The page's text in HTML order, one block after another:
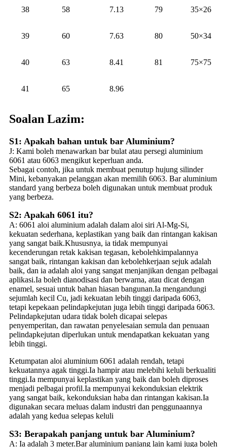
38 58 7.13 79 35×26
39 60 7.63 80 50×34
40 63 8.41 81 75×75
41 65 8.96
Soalan Lazim:
S1: Apakah bahan untuk bar Aluminium?
J: Kami boleh menawarkan bar bulat atau persegi aluminium
6061 atau 6063 mengikut keperluan anda.
Sebagai contoh, jika untuk membuat penutup hujung silinder
Mini, kebanyakan pelanggan akan memilih 6063. Bar aluminium
standard yang berbeza boleh digunakan untuk membuat produk
yang berbeza.
S2: Apakah 6061 itu?
A: 6061 aloi aluminium adalah dalam aloi siri Al-Mg-Si,
kekuatan sederhana, keplastikan yang baik dan rintangan kakisan
yang sangat baik.Khususnya, ia tidak mempunyai
kecenderungan retak kakisan tegasan, kebolehkimpalannya
sangat baik, rintangan kakisan dan kebolehkerjaan sejuk adalah
baik, dan ia adalah aloi yang sangat menjanjikan dengan pelbagai
aplikasi.Ia boleh dianodisasi dan berwarna, atau dicat dengan
enamel, sesuai untuk bahan hiasan bangunan.Ia mengandungi
sejumlah kecil Cu, jadi kekuatan lebih tinggi daripada 6063,
tetapi kepekaan pelindapkejutan juga lebih tinggi daripada 6063.
Pelindapkejutan udara tidak boleh dicapai selepas
penyemperitan, dan rawatan penyelesaian semula dan penuaan
pelindapkejutan diperlukan untuk mendapatkan kekuatan yang
lebih tinggi.
Ketumpatan aloi aluminium 6061 adalah rendah, tetapi
kekuatannya agak tinggi.Ia hampir atau melebihi keluli berkualiti
tinggi.Ia mempunyai keplastikan yang baik dan boleh diproses
menjadi pelbagai profil.Ia mempunyai kekonduksian elektrik
yang sangat baik, kekonduksian haba dan rintangan kakisan.Ia
digunakan secara meluas dalam industri dan penggunaannya
adalah yang kedua selepas keluli
S3: Berapakah panjang untuk bar Aluminium?
A: Ia adalah 3 meter.Bar aluminium panjang lain kami juga boleh